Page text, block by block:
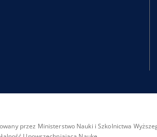
przez Ministerstwo Nauki i Szkolnictwa